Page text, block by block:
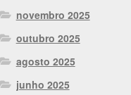
novembro 2025
outubro 2025
agosto 2025
junho 2025